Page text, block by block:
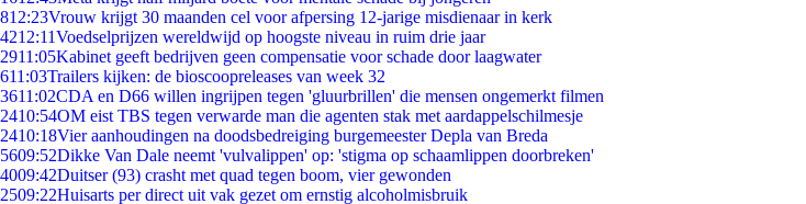
812:23Vrouw krijgt 30 maanden cel voor afpersing 12-jarige misdienaar in kerk
4212:11Voedselprijzen wereldwijd op hoogste niveau in ruim drie jaar
2911:05Kabinet geeft bedrijven geen compensatie voor schade door laagwater
611:03Trailers kijken: de bioscoopreleases van week 32
3611:02CDA en D66 willen ingrijpen tegen 'gluurbrillen' die mensen ongemerkt filmen
2410:54OM eist TBS tegen verwarde man die agenten stak met aardappelschilmesje
2410:18Vier aanhoudingen na doodsbedreiging burgemeester Depla van Breda
5609:52Dikke Van Dale neemt 'vulvalippen' op: 'stigma op schaamlippen doorbreken'
4009:42Duitser (93) crasht met quad tegen boom, vier gewonden
2509:22Huisarts per direct uit vak gezet om ernstig alcoholmisbruik